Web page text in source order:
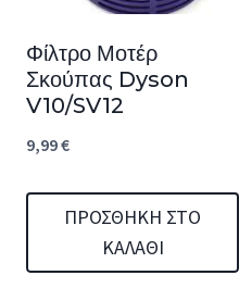
Φίλτρο Μοτέρ
Σκούπας Dyson
V10/SV12
9,99€
ΠΡΟΣΘΉΚΗ ΣΤΟ
ΚΑΛΆΘΙ